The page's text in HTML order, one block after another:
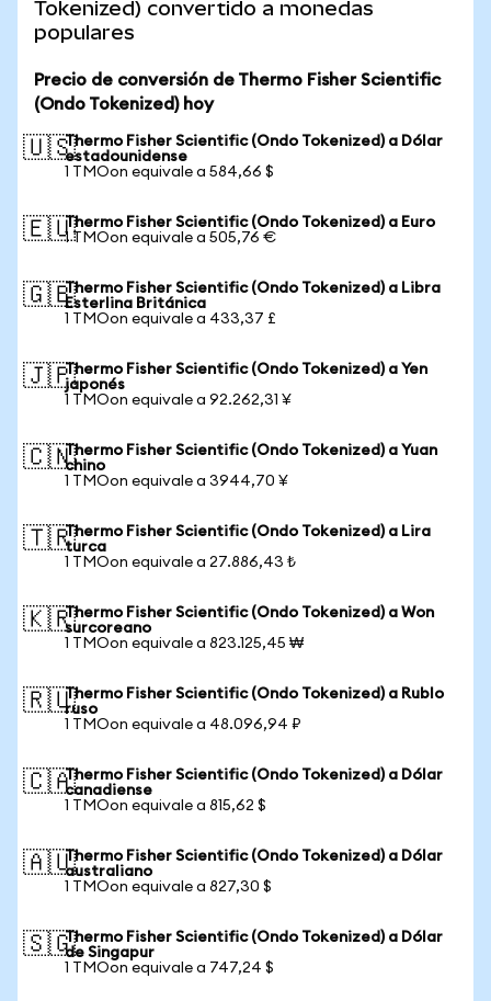
Tokenized) convertido a monedas
populares
Precio de conversión de Thermo Fisher Scientific
(Ondo Tokenized) hoy
🇺🇸Thermo Fisher Scientific (Ondo Tokenized) a Dólar
estadounidense
1 TMOon equivale a 584,66 $
🇪🇺Thermo Fisher Scientific (Ondo Tokenized) a Euro
1 TMOon equivale a 505,76 €
🇬🇧Thermo Fisher Scientific (Ondo Tokenized) a Libra
Esterlina Británica
1 TMOon equivale a 433,37 £
🇯🇵Thermo Fisher Scientific (Ondo Tokenized) a Yen
japonés
1 TMOon equivale a 92.262,31 ¥
🇨🇳Thermo Fisher Scientific (Ondo Tokenized) a Yuan
chino
1 TMOon equivale a 3944,70 ¥
🇹🇷Thermo Fisher Scientific (Ondo Tokenized) a Lira
turca
1 TMOon equivale a 27.886,43 ₺
🇰🇷Thermo Fisher Scientific (Ondo Tokenized) a Won
surcoreano
1 TMOon equivale a 823.125,45 ₩
🇷🇺Thermo Fisher Scientific (Ondo Tokenized) a Rublo
ruso
1 TMOon equivale a 48.096,94 ₽
🇨🇦Thermo Fisher Scientific (Ondo Tokenized) a Dólar
canadiense
1 TMOon equivale a 815,62 $
🇦🇺Thermo Fisher Scientific (Ondo Tokenized) a Dólar
australiano
1 TMOon equivale a 827,30 $
🇸🇬Thermo Fisher Scientific (Ondo Tokenized) a Dólar
de Singapur
1 TMOon equivale a 747,24 $